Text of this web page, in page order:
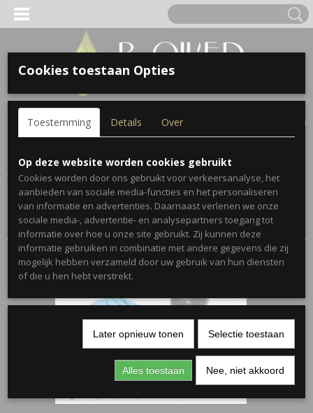
Inloggen Registreren
(0)
Home >Blends>On Guard™
Sorteer op:
Cookies toestaan Opties
Toestemming Details Over
Op deze website worden cookies gebruikt
Cookies worden door ons gebruikt voor verkeersanalyse, het
aanbieden van sociale media-functies en het personaliseren
van informatie en advertenties. Daarnaast verlenen we onze
sociale media-, advertentie- en analysepartners toegang tot
informatie over hoe u onze site gebruikt. Zij kunnen deze
informatie gebruiken in combinatie met andere gegevens die zij
mogelijk hebben verzameld door uw gebruik van hun diensten
of die u hen hebt verstrekt.
Later opnieuw tonen Selectie toestaan
Alles toestaan Nee, niet akkoord